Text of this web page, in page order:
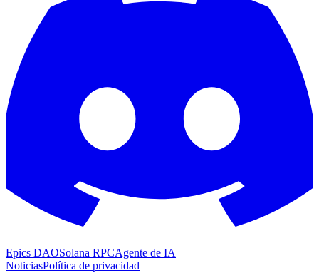
Epics DAOSolana RPCAgente de IA
NoticiasPolítica de privacidad